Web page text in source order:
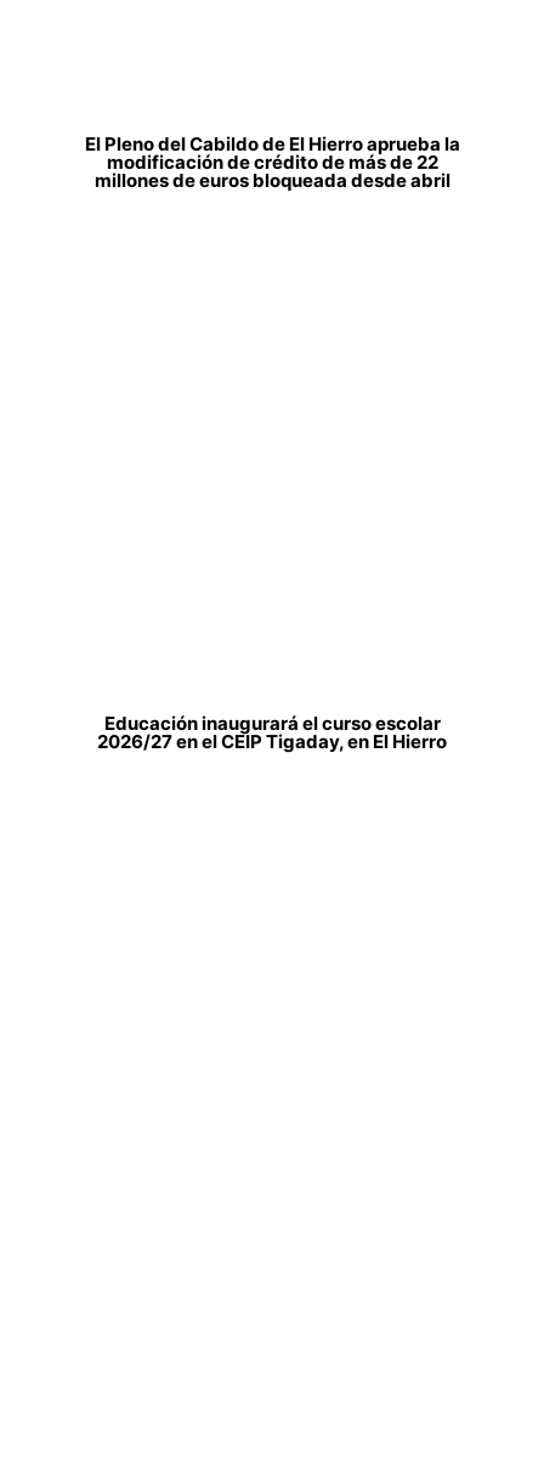
El Pleno del Cabildo de El Hierro aprueba la
modificación de crédito de más de 22
millones de euros bloqueada desde abril
Educación inaugurará el curso escolar
2026/27 en el CEIP Tigaday, en El Hierro